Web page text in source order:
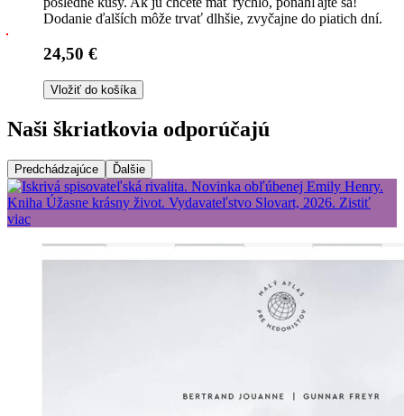
Dodanie ďalších môže trvať dlhšie, zvyčajne do piatich dní.
24,50 €
Vložiť do košíka
Naši škriatkovia odporúčajú
Predchádzajúce Ďalšie